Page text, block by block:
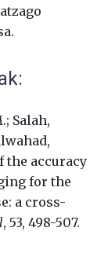
Salah,
the accuracy
for the
a cross-
, 53, 498-507.